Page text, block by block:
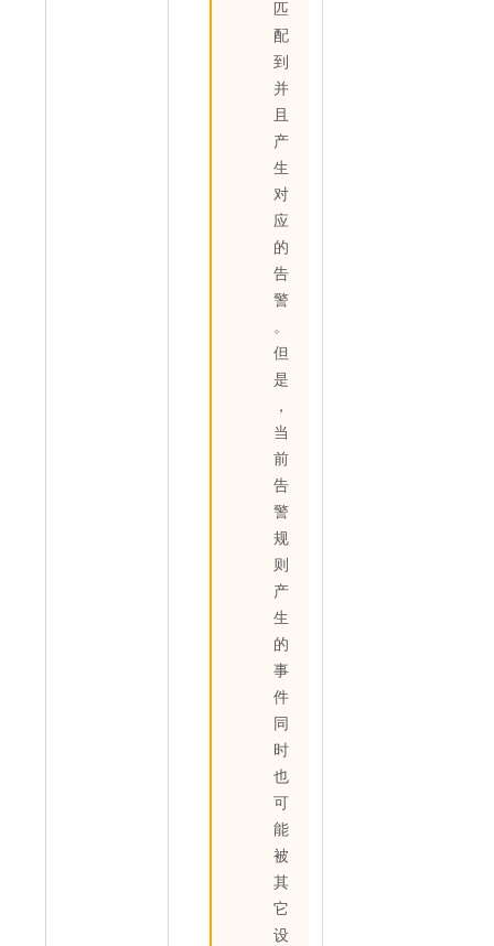
匹
配
到
并
且
产
生
对
应
的
告
警
。
但
是
，
当
前
告
警
规
则
产
生
的
事
件
同
时
也
可
能
被
其
它
设